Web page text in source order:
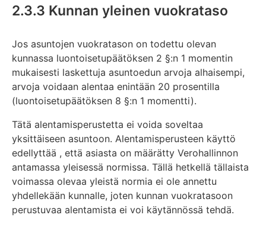
2.3.3 Kunnan yleinen vuokrataso
Jos asuntojen vuokratason on todettu olevan
kunnassa luontoisetupäätöksen 2 §:n 1 momentin
mukaisesti laskettuja asuntoedun arvoja alhaisempi,
arvoja voidaan alentaa enintään 20 prosentilla
(luontoisetupäätöksen 8 §:n 1 momentti).
Tätä alentamisperustetta ei voida soveltaa
yksittäiseen asuntoon. Alentamisperusteen käyttö
edellyttää , että asiasta on määrätty Verohallinnon
antamassa yleisessä normissa. Tällä hetkellä tällaista
voimassa olevaa yleistä normia ei ole annettu
yhdellekään kunnalle, joten kunnan vuokratasoon
perustuvaa alentamista ei voi käytännössä tehdä.